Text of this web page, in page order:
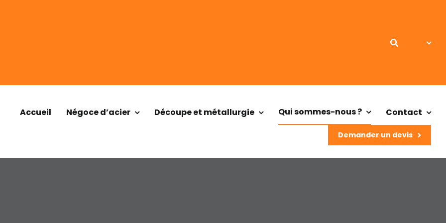
Accueil Négoce d’acier Découpe et métallurgie Qui sommes-nous ? Contact
Demander un devis